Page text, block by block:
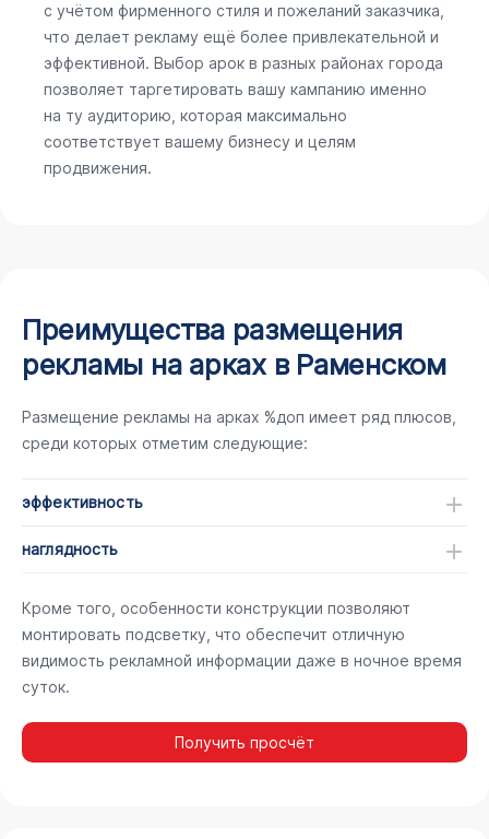
с учётом фирменного стиля и пожеланий заказчика,
что делает рекламу ещё более привлекательной и
эффективной. Выбор арок в разных районах города
позволяет таргетировать вашу кампанию именно
на ту аудиторию, которая максимально
соответствует вашему бизнесу и целям
продвижения.
Преимущества размещения
рекламы на арках в Раменском
Размещение рекламы на арках %доп имеет ряд плюсов,
среди которых отметим следующие:
эффективность
наглядность
Кроме того, особенности конструкции позволяют
монтировать подсветку, что обеспечит отличную
видимость рекламной информации даже в ночное время
суток.
Получить просчёт